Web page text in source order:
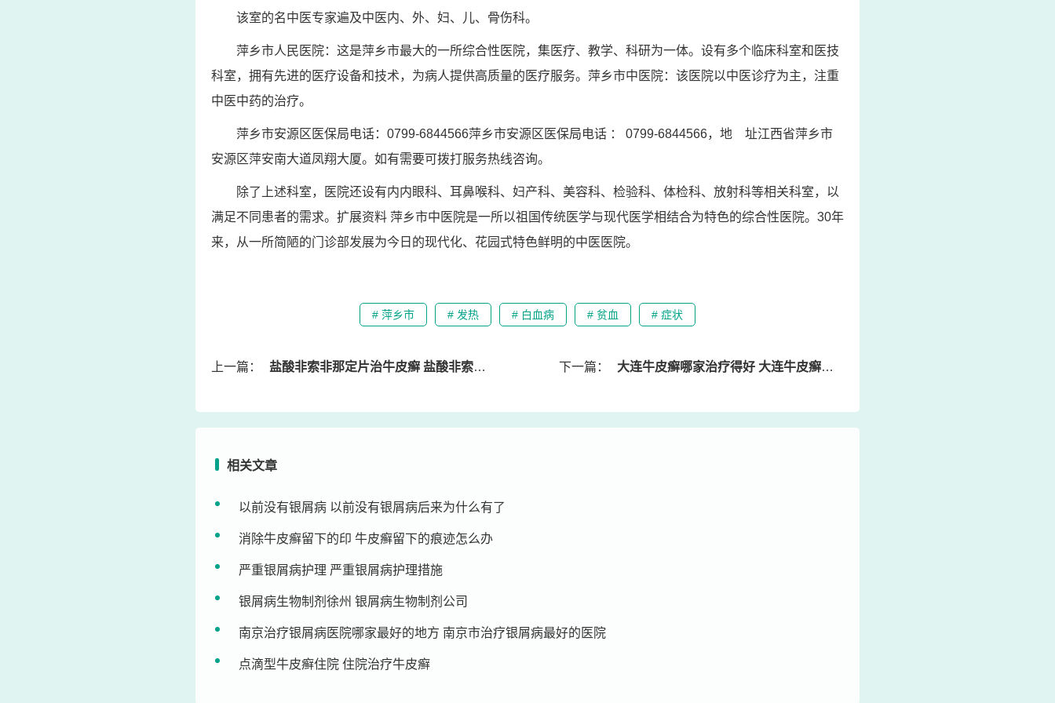
该室的名中医专家遍及中医内、外、妇、儿、骨伤科。
萍乡市人民医院：这是萍乡市最大的一所综合性医院，集医疗、教学、科研为一体。设有多个临床科室和医技
科室，拥有先进的医疗设备和技术，为病人提供高质量的医疗服务。萍乡市中医院：该医院以中医诊疗为主，注重
中医中药的治疗。
萍乡市安源区医保局电话：0799-6844566萍乡市安源区医保局电话 ： 0799-6844566，地 址江西省萍乡市
安源区萍安南大道凤翔大厦。如有需要可拨打服务热线咨询。
除了上述科室，医院还设有内内眼科、耳鼻喉科、妇产科、美容科、检验科、体检科、放射科等相关科室，以
满足不同患者的需求。扩展资料 萍乡市中医院是一所以祖国传统医学与现代医学相结合为特色的综合性医院。30年
来，从一所简陋的门诊部发展为今日的现代化、花园式特色鲜明的中医医院。
# 萍乡市 # 发热 # 白血病 # 贫血 # 症状
上一篇： 盐酸非索非那定片治牛皮癣 盐酸非索非那定片可以止痒吗 下一篇： 大连牛皮癣哪家治疗得好 大连牛皮癣能治好吗
相关文章
以前没有银屑病 以前没有银屑病后来为什么有了
消除牛皮癣留下的印 牛皮癣留下的痕迹怎么办
严重银屑病护理 严重银屑病护理措施
银屑病生物制剂徐州 银屑病生物制剂公司
南京治疗银屑病医院哪家最好的地方 南京市治疗银屑病最好的医院
点滴型牛皮癣住院 住院治疗牛皮癣